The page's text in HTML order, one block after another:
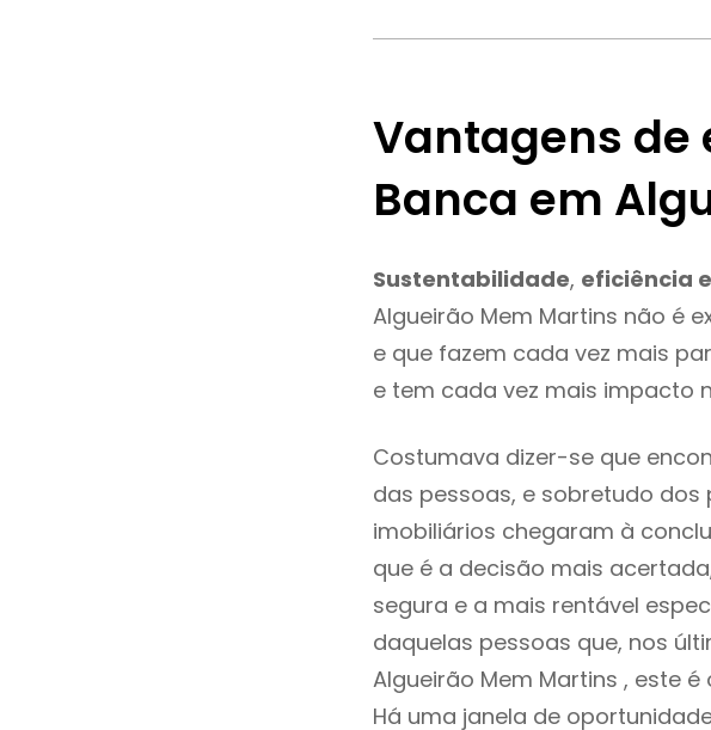
Vantagens de
Banca em
Sustentabilidade, eficiência
Algueirão Mem Martins não é
e que fazem cada vez mais
e tem cada vez mais impacto
Costumava dizer-se que
das pessoas, e sobretudo dos
imobiliários chegaram à
que é a decisão mais
segura e a mais rentável
daquelas pessoas que, nos
Algueirão Mem Martins , este
Há uma janela de